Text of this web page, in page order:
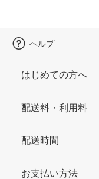
ヘルプ
はじめての方へ
配送料・利用料
配送時間
お支払い方法